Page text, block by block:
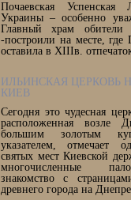
Почаевская
Украины – особенно
Главный храм обители
-построили на месте, где
оставила в XIIIв.
ИЛЬИНСКАЯ ЦЕРКОВЬ
КИЕВ
Сегодня это чудесная
расположенная возле
большим золотым
указателем, отмечает
святых мест Киевской
многочисленные
знакомство с
древнего города на